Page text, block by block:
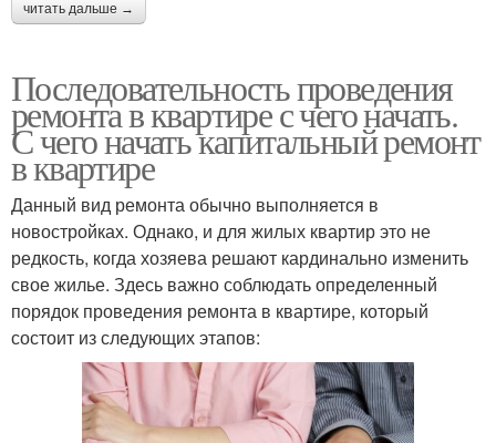
читать дальше →
Последовательность проведения
ремонта в квартире с чего начать.
С чего начать капитальный ремонт
в квартире
Данный вид ремонта обычно выполняется в
новостройках. Однако, и для жилых квартир это не
редкость, когда хозяева решают кардинально изменить
свое жилье. Здесь важно соблюдать определенный
порядок проведения ремонта в квартире, который
состоит из следующих этапов: